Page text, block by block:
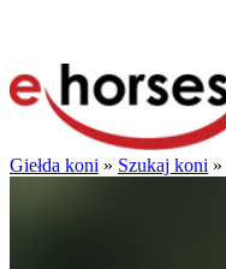
Giełda koni » Szukaj koni »